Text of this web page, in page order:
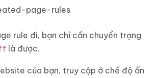
rule đi, bạn chỉ cần chuyển trạng
là được.
của bạn, truy cập ở chế độ ẩn